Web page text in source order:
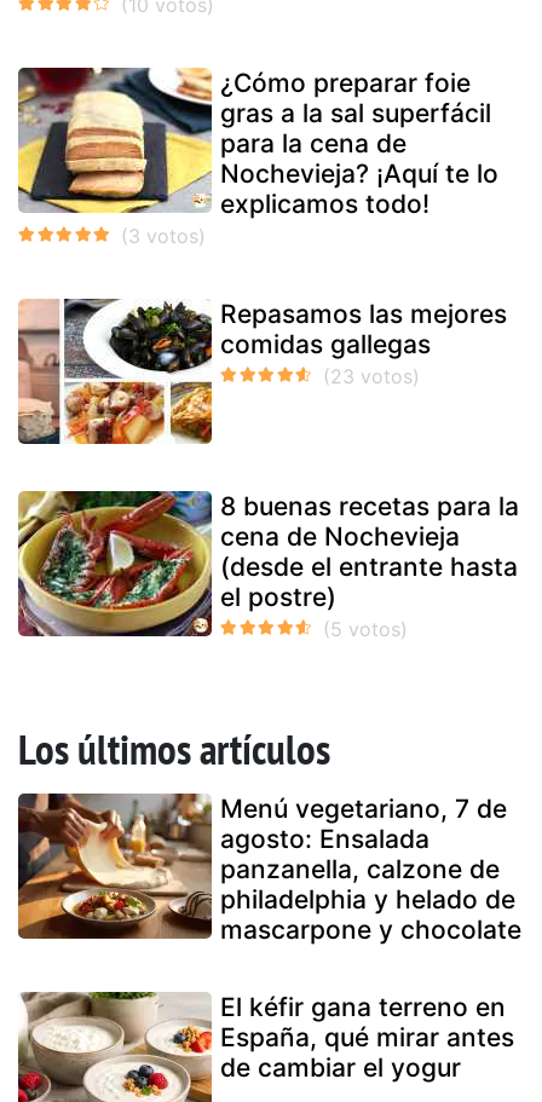
¿Cómo preparar foie
gras a la sal superfácil
para la cena de
Nochevieja? ¡Aquí te lo
explicamos todo!
Repasamos las mejores
comidas gallegas
8 buenas recetas para la
cena de Nochevieja
(desde el entrante hasta
el postre)
Los últimos artículos
Menú vegetariano, 7 de
agosto: Ensalada
panzanella, calzone de
philadelphia y helado de
mascarpone y chocolate
El kéfir gana terreno en
España, qué mirar antes
de cambiar el yogur